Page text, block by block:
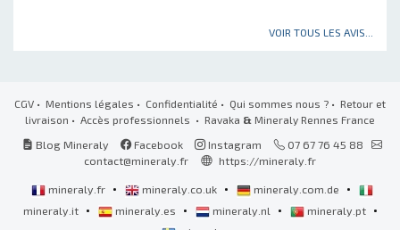
VOIR TOUS LES AVIS...
CGV • Mentions légales • Confidentialité • Qui sommes nous ? • Retour et
livraison • Accès professionnels • Ravaka & Mineraly Rennes France
Blog Mineraly
Facebook Instagram
07 67 76 45 88
contact@mineraly.fr
https://mineraly.fr
mineraly.fr • mineraly.co.uk • mineraly.com.de •
mineraly.it • mineraly.es • mineraly.nl • mineraly.pt •